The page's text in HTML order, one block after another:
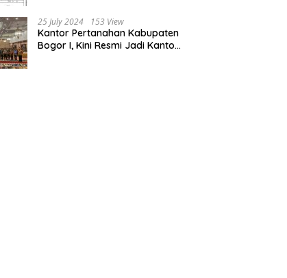
25 July 2024 153 View
Kantor Pertanahan Kabupaten
Bogor I, Kini Resmi Jadi Kantor